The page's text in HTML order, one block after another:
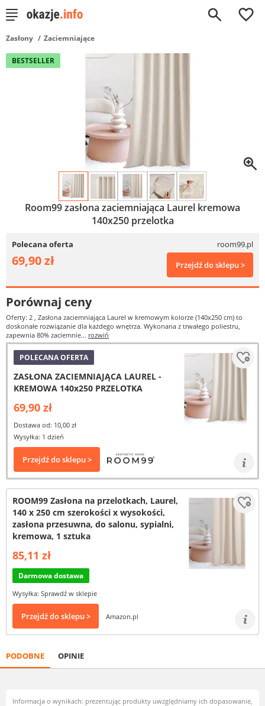
0
Zasłony Zaciemniające
BESTSELLER
Room99 zasłona zaciemniająca Laurel kremowa
140x250 przelotka
Polecana oferta room99.pl
69,90 zł Przejdź do sklepu >
Porównaj ceny
Oferty: 2 , Zasłona zaciemniająca Laurel w kremowym kolorze (140x250 cm) to
doskonałe rozwiązanie dla każdego wnętrza. Wykonana z trwałego poliestru,
zapewnia 80% zaciemnie... rozwiń
POLECANA OFERTA
ZASŁONA ZACIEMNIAJĄCA LAUREL -
KREMOWA 140x250 PRZELOTKA
69,90 zł
Dostawa od: 10,00 zł
Wysyłka: 1 dzień
Przejdź do sklepu >
ROOM99 Zasłona na przelotkach, Laurel,
140 x 250 cm szerokości x wysokości,
zasłona przesuwna, do salonu, sypialni,
kremowa, 1 sztuka
85,11 zł
Darmowa dostawa
Wysyłka: Sprawdź w sklepie
Przejdź do sklepu > Amazon.pl
PODOBNE OPINIE
Informacja o wynikach: prezentując produkty uwzględniamy ich dopasowanie,